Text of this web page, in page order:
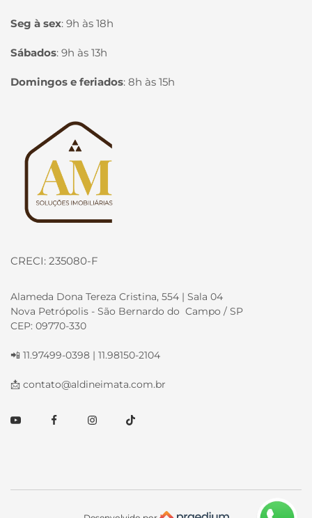
Seg à sex: 9h às 18h
Sábados: 9h às 13h
Domingos e feriados: 8h às 15h
Página inicial
CRECI: 235080-F
Alameda Dona Tereza Cristina, 554 | Sala 04
Nova Petrópolis - São Bernardo do Campo / SP
CEP: 09770-330
📲 11.97499-0398 | 11.98150-2104
📩 contato@aldineimata.com.br
YoutubeFacebookInstagramTikTok